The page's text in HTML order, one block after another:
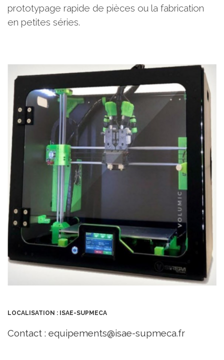
prototypage rapide de pièces ou la fabrication
en petites séries.
LOCALISATION : ISAE-SUPMECA
Contact : equipements@isae-supmeca.fr